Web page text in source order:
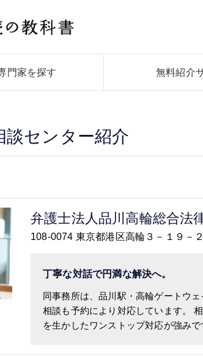
門家を探す 無料紹介
談センター紹介
弁護士法人品川高輪総合法
108-0074 東京都港区高輪３－１９－
丁寧な対話で円満な解決へ。
同事務所は、品川駅・高輪ゲートウ
相談も予約により対応しています。
を生かしたワンストップ対応が強みで